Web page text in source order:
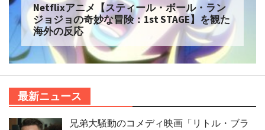
Netflixアニメ【スティール・ボール・ラン
ジョジョの奇妙な冒険：1st STAGE】を観た
海外の反応
最新ニュース
兄弟大騒動のコメディ映画「リトル・ブラ